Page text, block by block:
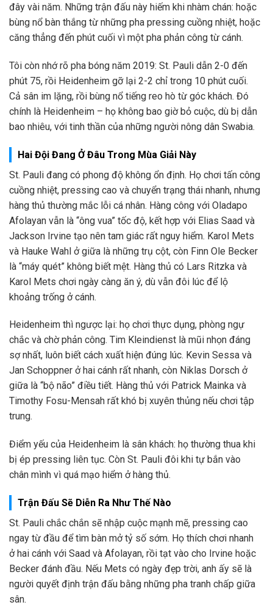
đây vài năm. Những trận đấu này hiếm khi nhàm chán: hoặc
bùng nổ bàn thắng từ những pha pressing cuồng nhiệt, hoặc
căng thẳng đến phút cuối vì một pha phản công từ cánh.
Tôi còn nhớ rõ pha bóng năm 2019: St. Pauli dẫn 2-0 đến
phút 75, rồi Heidenheim gỡ lại 2-2 chỉ trong 10 phút cuối.
Cả sân im lặng, rồi bùng nổ tiếng reo hò từ góc khách. Đó
chính là Heidenheim – họ không bao giờ bỏ cuộc, dù bị dẫn
bao nhiêu, với tinh thần của những người nông dân Swabia.
Hai Đội Đang Ở Đâu Trong Mùa Giải Này
St. Pauli đang có phong độ không ổn định. Họ chơi tấn công
cuồng nhiệt, pressing cao và chuyển trạng thái nhanh, nhưng
hàng thủ thường mắc lỗi cá nhân. Hàng công với Oladapo
Afolayan vẫn là “ông vua” tốc độ, kết hợp với Elias Saad và
Jackson Irvine tạo nên tam giác rất nguy hiểm. Karol Mets
và Hauke Wahl ở giữa là những trụ cột, còn Finn Ole Becker
là “máy quét” không biết mệt. Hàng thủ có Lars Ritzka và
Karol Mets chơi ngày càng ăn ý, dù vẫn đôi lúc để lộ
khoảng trống ở cánh.
Heidenheim thì ngược lại: họ chơi thực dụng, phòng ngự
chắc và chờ phản công. Tim Kleindienst là mũi nhọn đáng
sợ nhất, luôn biết cách xuất hiện đúng lúc. Kevin Sessa và
Jan Schoppner ở hai cánh rất nhanh, còn Niklas Dorsch ở
giữa là “bộ não” điều tiết. Hàng thủ với Patrick Mainka và
Timothy Fosu-Mensah rất khó bị xuyên thủng nếu chơi tập
trung.
Điểm yếu của Heidenheim là sân khách: họ thường thua khi
bị ép pressing liên tục. Còn St. Pauli đôi khi tự bắn vào
chân mình vì quá mạo hiểm ở hàng thủ.
Trận Đấu Sẽ Diễn Ra Như Thế Nào
St. Pauli chắc chắn sẽ nhập cuộc mạnh mẽ, pressing cao
ngay từ đầu để tìm bàn mở tỷ số sớm. Họ thích chơi nhanh
ở hai cánh với Saad và Afolayan, rồi tạt vào cho Irvine hoặc
Becker đánh đầu. Nếu Mets có ngày đẹp trời, anh ấy sẽ là
người quyết định trận đấu bằng những pha tranh chấp giữa
sân.